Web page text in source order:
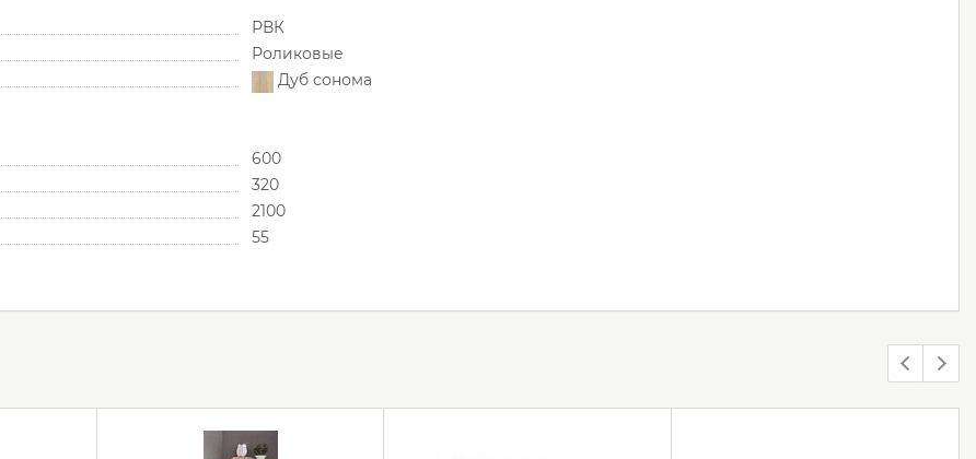
РВК
Роликовые
Дуб сонома
600
320
2100
55